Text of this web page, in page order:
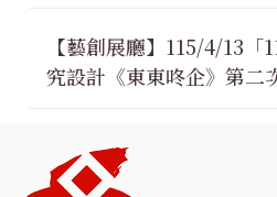
【藝創展廳】115/4/13「
究設計《東東咚企》第二